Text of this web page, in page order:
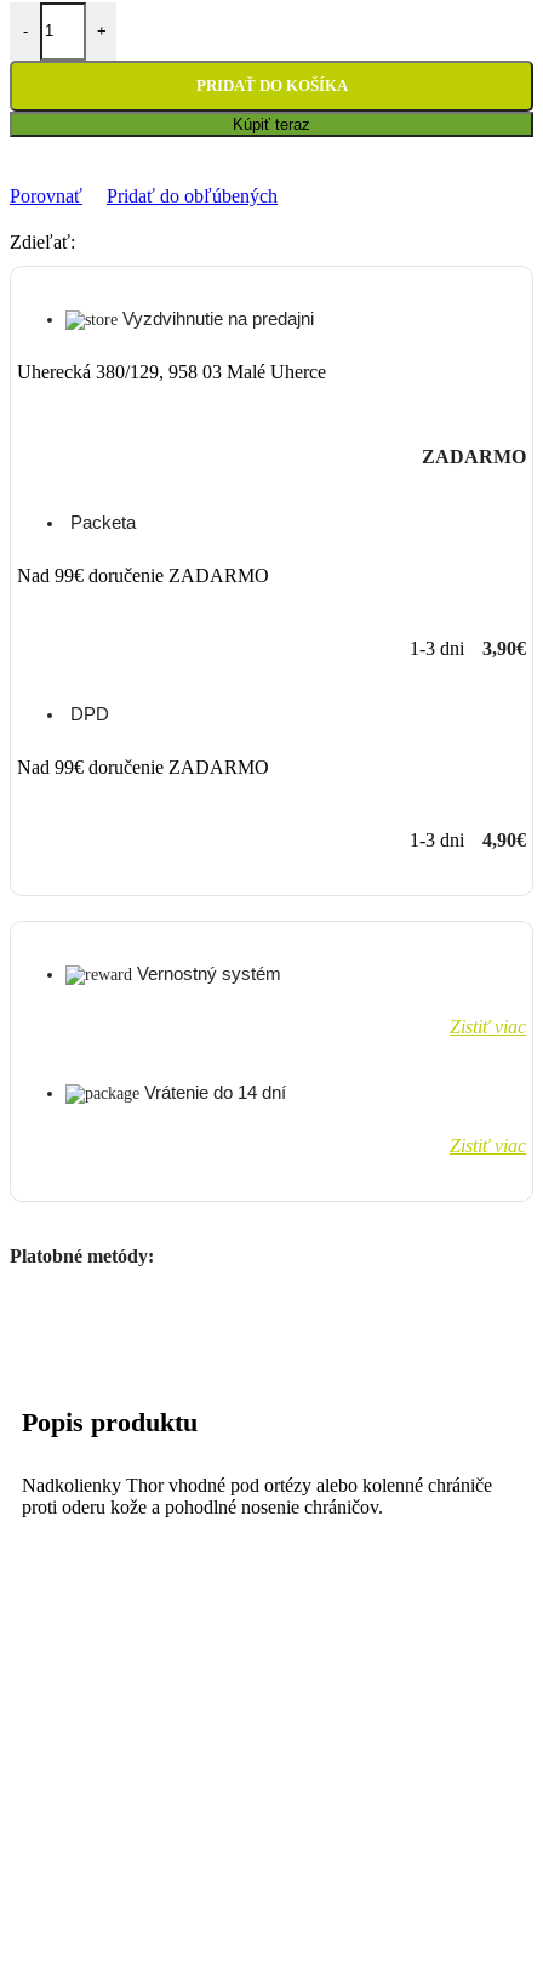
-
množstvo Nadkolienky Thor Comp S22
+
PRIDAŤ DO KOŠÍKA
Kúpiť teraz
Porovnať Pridať do obľúbených
Zdieľať:
Vyzdvihnutie na predajni
Uherecká 380/129, 958 03 Malé Uherce
ZADARMO
Packeta
Nad 99€ doručenie ZADARMO
1-3 dni 3,90€
DPD
Nad 99€ doručenie ZADARMO
1-3 dni 4,90€
Vernostný systém
Zistiť viac
Vrátenie do 14 dní
Zistiť viac
Platobné metódy:
Popis produktu
Nadkolienky Thor vhodné pod ortézy alebo kolenné chrániče
proti oderu kože a pohodlné nosenie chráničov.